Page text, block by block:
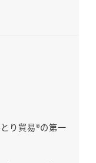
り貿易®の第一